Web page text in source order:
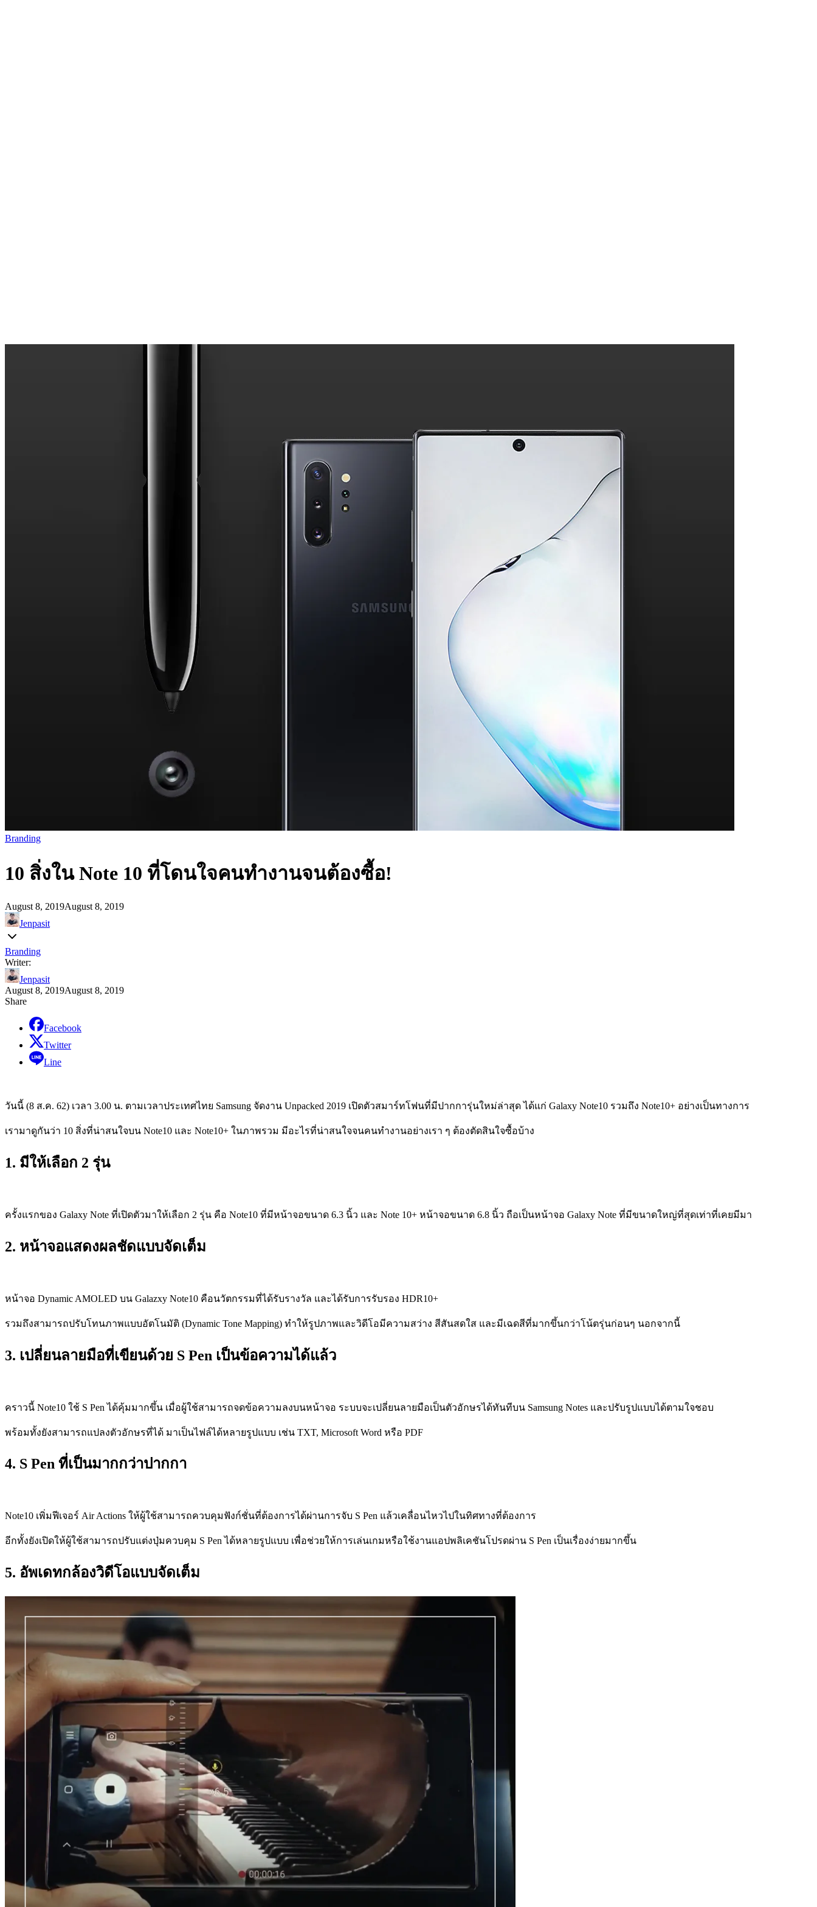
Branding
10 สิ่งใน Note 10 ที่โดนใจคนทำงานจนต้องซื้อ!
August 8, 2019August 8, 2019
Jenpasit
Branding
Writer:
Jenpasit
August 8, 2019August 8, 2019
Share
Facebook
Twitter
Line
วันนี้ (8 ส.ค. 62) เวลา 3.00 น. ตามเวลาประเทศไทย Samsung จัดงาน Unpacked 2019 เปิดตัวสมาร์ทโฟนที่มีปากการุ่นใหม่ล่าสุด ได้แก่ Galaxy Note10 รวมถึง Note10+ อย่างเป็นทางการ
เรามาดูกันว่า 10 สิ่งที่น่าสนใจบน Note10 และ Note10+ ในภาพรวม มีอะไรที่น่าสนใจจนคนทำงานอย่างเรา ๆ ต้องตัดสินใจซื้อบ้าง
1. มีให้เลือก 2 รุ่น
ครั้งแรกของ Galaxy Note ที่เปิดตัวมาให้เลือก 2 รุ่น คือ Note10 ที่มีหน้าจอขนาด 6.3 นิ้ว และ Note 10+ หน้าจอขนาด 6.8 นิ้ว ถือเป็นหน้าจอ Galaxy Note ที่มีขนาดใหญ่ที่สุดเท่าที่เคยมีมา
2. หน้าจอแสดงผลชัดแบบจัดเต็ม
หน้าจอ Dynamic AMOLED บน Galazxy Note10 คือนวัตกรรมที่ได้รับรางวัล และได้รับการรับรอง HDR10+
รวมถึงสามารถปรับโทนภาพแบบอัตโนมัติ (Dynamic Tone Mapping) ทำให้รูปภาพและวิดีโอมีความสว่าง สีสันสดใส และมีเฉดสีที่มากขึ้นกว่าโน้ตรุ่นก่อนๆ นอกจากนี้
3. เปลี่ยนลายมือที่เขียนด้วย S Pen เป็นข้อความได้แล้ว
คราวนี้ Note10 ใช้ S Pen ได้คุ้มมากขึ้น เมื่อผู้ใช้สามารถจดข้อความลงบนหน้าจอ ระบบจะเปลี่ยนลายมือเป็นตัวอักษรได้ทันทีบน Samsung Notes และปรับรูปแบบได้ตามใจชอบ
พร้อมทั้งยังสามารถแปลงตัวอักษรที่ได้ มาเป็นไฟล์ได้หลายรูปแบบ เช่น TXT, Microsoft Word หรือ PDF
4. S Pen ที่เป็นมากกว่าปากกา
Note10 เพิ่มฟีเจอร์ Air Actions ให้ผู้ใช้สามารถควบคุมฟังก์ชั่นที่ต้องการได้ผ่านการจับ S Pen แล้วเคลื่อนไหวไปในทิศทางที่ต้องการ
อีกทั้งยังเปิดให้ผู้ใช้สามารถปรับแต่งปุ่มควบคุม S Pen ได้หลายรูปแบบ เพื่อช่วยให้การเล่นเกมหรือใช้งานแอปพลิเคชันโปรดผ่าน S Pen เป็นเรื่องง่ายมากขึ้น
5. อัพเดทกล้องวิดีโอแบบจัดเต็ม